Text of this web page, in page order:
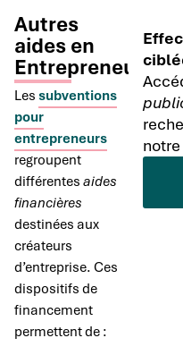
Autres
aides en
Entrepreneuriat
Les subventions
pour
entrepreneurs
regroupent
différentes aides
financières
destinées aux
créateurs
d’entreprise. Ces
dispositifs de
financement
permettent de :